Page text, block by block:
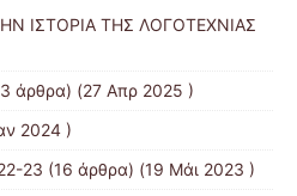
ΙΣΤΟΡΙΑ ΤΗΣ ΛΟΓΟΤΕΧΝΙΑΣ
άρθρα) (27 Απρ 2025 )
2024 )
23 (16 άρθρα) (19 Μάι 2023 )